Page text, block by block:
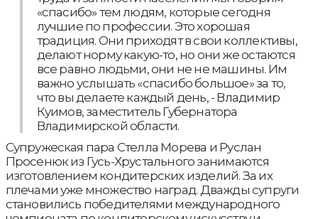
«спасибо» тем людям, которые сегодня
лучшие по профессии. Это хорошая
традиция. Они приходят в свои коллективы,
делают норму какую-то, но они же остаются
все равно людьми, они не не машины. Им
важно услышать «спасибо большое» за то,
что вы делаете каждый день, - Владимир
Куимов, заместитель Губернатора
Владимирской области.
Супружеская пара Стелла Морева и Руслан
Просенюк из Гусь-Хрустального занимаются
изготовлением кондитерских изделий. За их
плечами уже множество наград. Дважды супруги
становились победителями международного